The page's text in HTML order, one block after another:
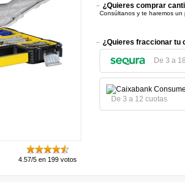
4.57/5 en 199 votos
¿Quieres comprar
Consúltanos y te haremos un
¿Quieres fraccionar tu
De 3 a
De 3 a 12 cuotas